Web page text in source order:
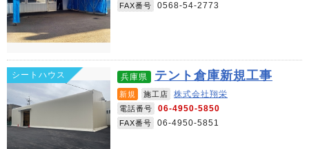
FAX番号 0568-54-2773
シートハウス 兵庫県 テント倉庫新規工事
新規 施工店 株式会社翔栄
電話番号 06-4950-5850
FAX番号 06-4950-5851